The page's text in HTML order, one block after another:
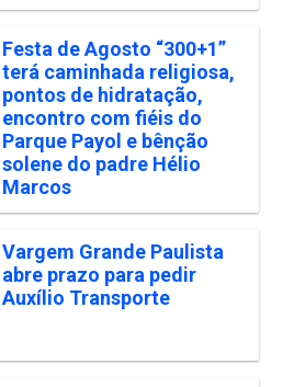
Festa de Agosto “300+1”
terá caminhada religiosa,
pontos de hidratação,
encontro com fiéis do
Parque Payol e bênção
solene do padre Hélio
Marcos
Vargem Grande Paulista
abre prazo para pedir
Auxílio Transporte